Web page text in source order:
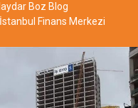
Boz Blog
Finans Merkezi